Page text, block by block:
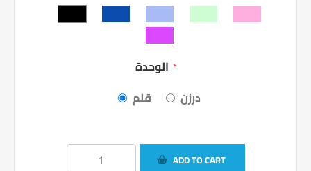
*
قلم درزن
ADD TO CART